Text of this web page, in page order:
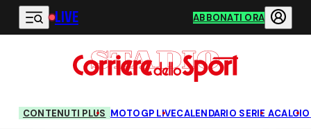
Vai al contenuto principale
LIVE ABBONATI ORA
CONTENUTI PLUS MOTOGP LIVECALENDARIO SERIE ACALCIO